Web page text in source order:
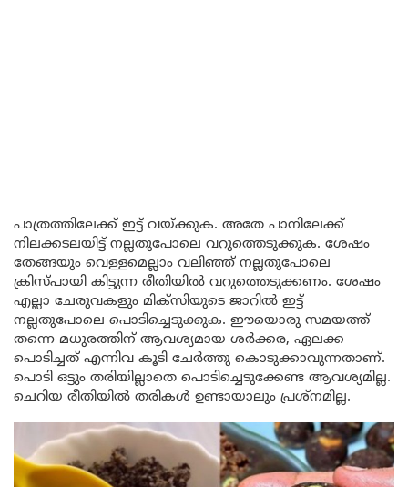
പാത്രത്തിലേക്ക് ഇട്ട് വയ്ക്കുക. അതേ പാനിലേക്ക്
നിലക്കടലയിട്ട് നല്ലതുപോലെ വറുത്തെടുക്കുക. ശേഷം
തേങ്ങയും വെള്ളമെല്ലാം വലിഞ്ഞ് നല്ലതുപോലെ
ക്രിസ്പായി കിട്ടുന്ന രീതിയിൽ വറുത്തെടുക്കണം. ശേഷം
എല്ലാ ചേരുവകളും മിക്സിയുടെ ജാറിൽ ഇട്ട്
നല്ലതുപോലെ പൊടിച്ചെടുക്കുക. ഈയൊരു സമയത്ത്
തന്നെ മധുരത്തിന് ആവശ്യമായ ശർക്കര, ഏലക്ക
പൊടിച്ചത് എന്നിവ കൂടി ചേർത്തു കൊടുക്കാവുന്നതാണ്.
പൊടി ഒട്ടും തരിയില്ലാതെ പൊടിച്ചെടുക്കേണ്ട ആവശ്യമില്ല.
ചെറിയ രീതിയിൽ തരികൾ ഉണ്ടായാലും പ്രശ്നമില്ല.